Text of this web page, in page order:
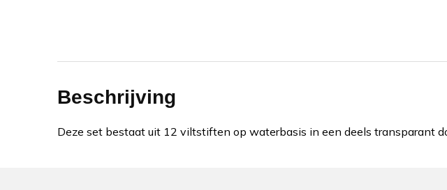
Beschrijving
Deze set bestaat uit 12 viltstiften op waterbasis in een deels transparant